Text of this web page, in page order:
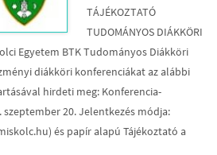
TÁJÉKOZTATÓ
TUDOMÁNYOS DIÁKKÖRI
Egyetem BTK Tudományos Diákköri
diákköri konferenciákat az alábbi
hirdeti meg: Konferencia-
szeptember 20. Jelentkezés módja:
és papír alapú Tájékoztató a